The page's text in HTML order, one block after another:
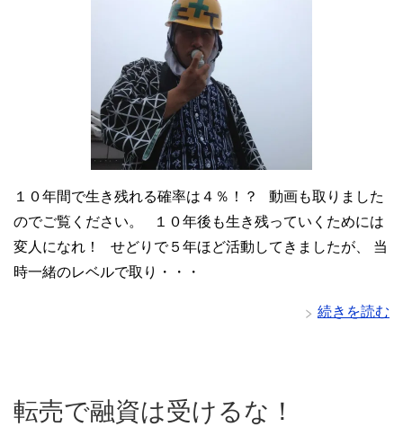
１０年間で生き残れる確率は４％！？ 動画も取りました
のでご覧ください。 １０年後も生き残っていくためには
変人になれ！ せどりで５年ほど活動してきましたが、 当
時一緒のレベルで取り・・・
続きを読む
転売で融資は受けるな！